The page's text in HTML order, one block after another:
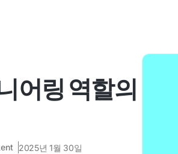
어링 역할의
2025년 1월 30일